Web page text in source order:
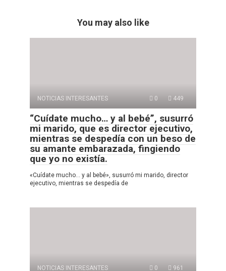
You may also like
NOTICIAS INTERESANTES 0 449
“Cuídate mucho… y al bebé”, susurró
mi marido, que es director ejecutivo,
mientras se despedía con un beso de
su amante embarazada, fingiendo
que yo no existía.
«Cuídate mucho… y al bebé», susurró mi marido, director
ejecutivo, mientras se despedía de
NOTICIAS INTERESANTES 0 961